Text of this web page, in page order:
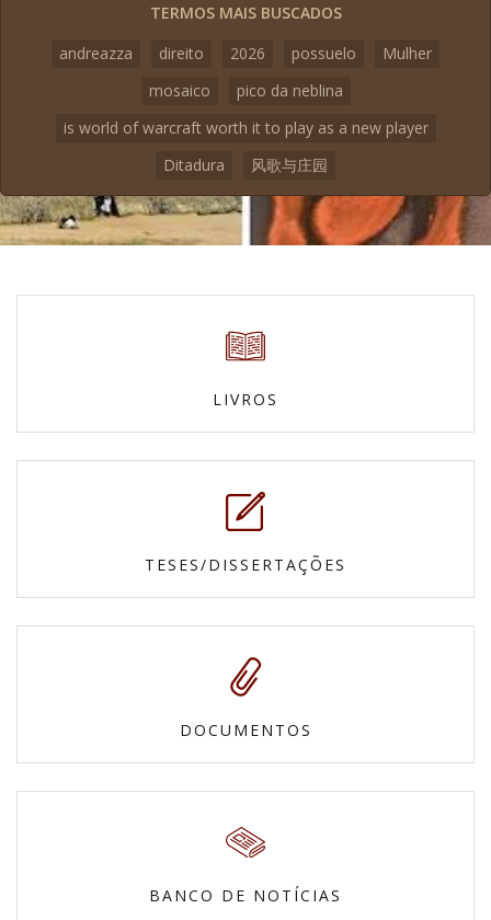
TERMOS MAIS BUSCADOS
andreazza
direito 2026 possuelo
Mulher
mosaico
pico da neblina
is world of warcraft worth it to play as a new player
Ditadura
风歌与庄园
LIVROS
TESES/DISSERTAÇÕES
DOCUMENTOS
BANCO DE NOTÍCIAS